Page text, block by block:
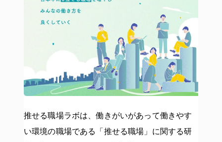
推せる職場ラボは、働きがいがあって働きやす
い環境の職場である「推せる職場」に関する研